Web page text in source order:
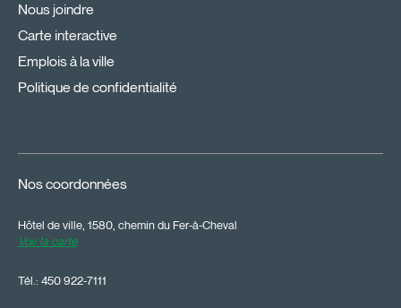
Nous joindre
Carte interactive
Emplois à la ville
Politique de confidentialité
Nos coordonnées
Hôtel de ville, 1580, chemin du Fer-à-Cheval
Voir la carte
Tél.: 450 922-7111